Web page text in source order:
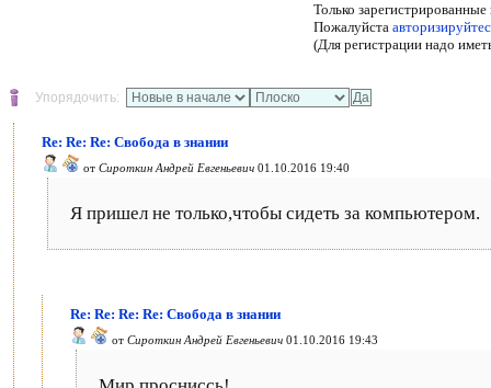
Только
Пожалуйста
(Для регистрации надо
Упорядочить:
Re: Re: Re: Свобода в знании
от Сироткин Андрей Евгеньевич 01.10.2016 19:40
Я пришел не только,чтобы сидеть за компьютером.
Re: Re: Re: Re: Свобода в знании
от Сироткин Андрей Евгеньевич 01.10.2016 19:43